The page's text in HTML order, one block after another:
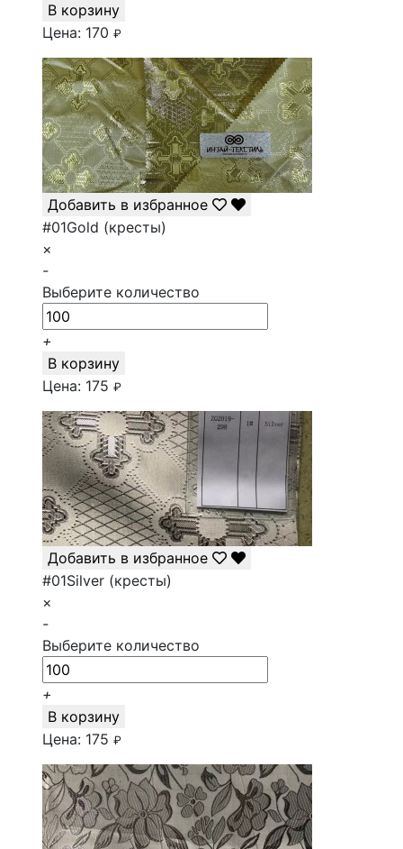
В корзину
Цена: 170 ₽
Добавить в избранное
#01Gold (кресты)
×
-
Выберите количество
+
В корзину
Цена: 175 ₽
Добавить в избранное
#01Silver (кресты)
×
-
Выберите количество
+
В корзину
Цена: 175 ₽